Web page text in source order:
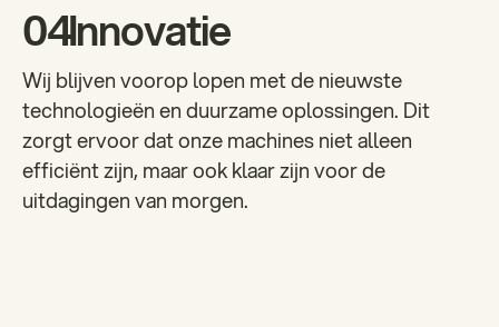
04Innovatie
Wij blijven voorop lopen met de nieuwste
technologieën en duurzame oplossingen. Dit
zorgt ervoor dat onze machines niet alleen
efficiënt zijn, maar ook klaar zijn voor de
uitdagingen van morgen.